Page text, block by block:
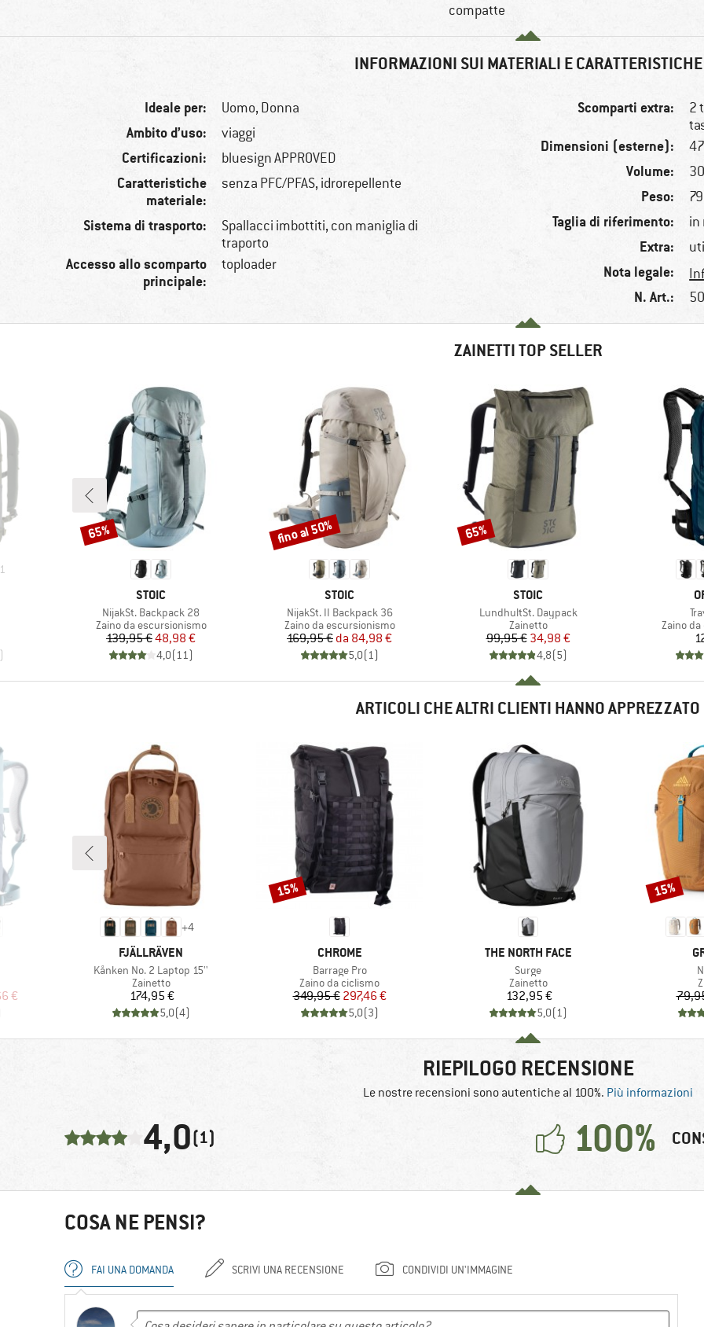
compatte
INFORMAZIONI SUI MATERIALI E CARATTERISTICHE
Ideale per: Uomo, Donna
Ambito d’uso: viaggi
Certificazioni: bluesign APPROVED
Caratteristiche
materiale:
senza PFC/PFAS, idrorepellente
Sistema di trasporto:
Spallacci imbottiti, con maniglia di
traporto
Accesso allo scomparto
principale:
toploader
Scomparti extra:
2
Dimensioni (esterne):
Volume:
Peso:
Taglia di riferimento: in
Extra:
Nota legale:
N. Art.:
ZAINETTI TOP SELLER
1
MARCHIO
STOIC
Articolo
NijakSt. Backpack 28
Gruppo di prodotti
Zaino da escursionismo
Prezzo
139,95 €Prezzo ridotto
48,98 €
4,0(11)
Sconto
65%
MARCHIO
STOIC
Articolo
NijakSt. II Backpack 36
Gruppo di prodotti
Zaino da escursionismo
Prezzo
169,95 € Prezzo ridotto
da 84,98 €
5,0(1)
Sconto
fino al 50%
MARCHIO
STOIC
Articolo
LundhultSt. Daypack
Gruppo di prodotti
Zainetto
Prezzo
99,95 €Prezzo ridotto
34,98 €
4,8(5)
Sconto
65%
Gruppo
Zaino
ARTICOLI CHE ALTRI CLIENTI HANNO APPREZZATO
€
+4
MARCHIO
FJÄLLRÄVEN
Articolo
Kånken No. 2 Laptop 15''
Gruppo di prodotti
Zainetto
Prezzo
174,95 €
5,0(4)
MARCHIO
CHROME
Articolo
Barrage Pro
Gruppo di prodotti
Zaino da ciclismo
Prezzo
349,95 €Prezzo ridotto
297,46 €
5,0(3)
Sconto
15%
MARCHIO
THE NORTH FACE
Articolo
Surge
Gruppo di prodotti
Zainetto
Prezzo
132,95 €
5,0(1)
Sconto
15%
RIEPILOGO RECENSIONE
Le nostre recensioni sono autentiche al 100%. Più informazioni
4,0(1) 100%
COSA NE PENSI?
FAI UNA DOMANDA SCRIVI UNA RECENSIONE CONDIVIDI UN'IMMAGINE